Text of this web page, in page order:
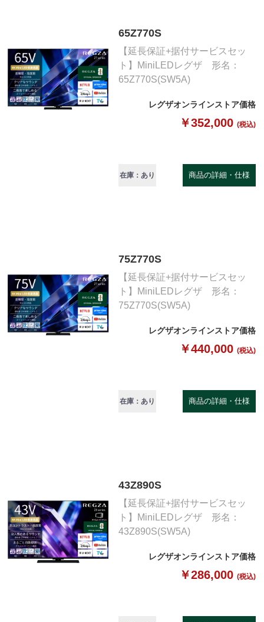
65Z770S
【延長保証+据付サービスセッ
ト】MiniLEDレグザ 形名：
65Z770S(SW5A)
レグザオンラインストア価格
￥352,000 (税込)
在庫：あり 商品の詳細・仕様
75Z770S
【延長保証+据付サービスセッ
ト】MiniLEDレグザ 形名：
75Z770S(SW5A)
レグザオンラインストア価格
￥440,000 (税込)
在庫：あり 商品の詳細・仕様
43Z890S
【延長保証+据付サービスセッ
ト】MiniLEDレグザ 形名：
43Z890S(SW5A)
レグザオンラインストア価格
￥286,000 (税込)